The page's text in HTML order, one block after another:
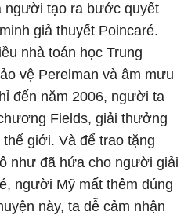
người tạo ra bước quyết
giả thuyết Poincaré.
nhà toán học Trung
vệ Perelman và âm mưu
đến năm 2006, người ta
Fields, giải thưởng
giới. Và để trao tặng
như đã hứa cho người giải
người Mỹ mất thêm đúng
này, ta dễ cảm nhận